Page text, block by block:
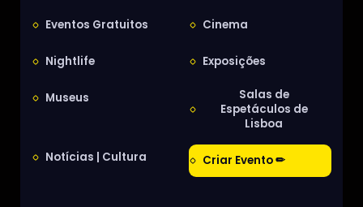
Eventos Gratuitos Cinema
Nightlife Exposições
Museus
Salas de
Espetáculos de
Lisboa
Notícias | Cultura Criar Evento ✏